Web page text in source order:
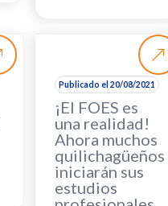
Publicado el 20/08/2021
¡El FOES es
una realidad!
Ahora muchos
quilichagüeños
iniciarán sus
estudios